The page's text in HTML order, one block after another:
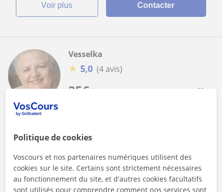
voir plus Contacter
25€ /h 1er cours offert
Vesselka
★ 5,0 (4 avis)
Cours en ligne
ans d’expérience
Bonjour ! Je m’appelle Vesi. Originaire de Bulgarie, je vis en
Espagne depuis 1981. Diplômée en Philologie Hispanique,
Politique de cookies
Voscours et nos partenaires numériques utilisent des
cookies sur le site. Certains sont strictement nécessaires
au fonctionnement du site, et d'autres cookies facultatifs
sont utilisés pour comprendre comment nos services sont